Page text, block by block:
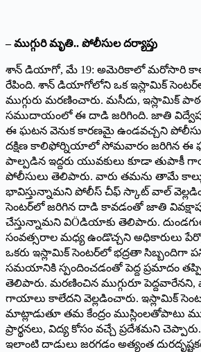
– ముగ్గురి మృతి.. పోలీసుల దర్యాప్తు
శాన్ డియాగో, మే 19: అమెరికాలో మరోసారి
రేపింది. శాన్ డియాగోలోని ఒక ఇస్లామిక్
ముగ్గురు మరణించారు. మసీదు, ఇస్లామిక్
సముదాయంలో ఈ దాడి జరిగింది. జాతి
ఈ ఘటన వెనుక కారణమై ఉండవచ్చని
దక్షిణ కాలిఫోర్నియాలో సోమవారం జరిగిన ఈ
పాల్పడిన ఇద్దరు యువకులు కూడా తుపాకీ
పోలీసులు తెలిపారు. వారు తమను తామే
భావిస్తున్నామని పోలీస్ చీఫ్ స్కాట్ వాల్
సెంటర్‌లో జరిగిన దాడి కావడంతో జాతి
చేస్తున్నామని విÖడియాకు తెలిపారు.
సంవత్సరాల మధ్య ఉండొచ్చని అధికారులు
ఒకరు ఇస్లామిక్ సెంటర్‌లో భద్రతా సిబ్బందిగా
సమయానికి స్పందించడంతో పెద్ద ప్రమాదం
తెలిపారు. మరణించిన ముగ్గురూ
గాయాలు కాలేదని వెల్లడించారు. ఇస్లామిక్
మాట్లాడుతూ తమ కేంద్రం ముస్లింలతోపాటు
ప్రార్థనలు, విద్య కోసం వచ్చే ప్రదేశమని
ఇలాంటి దాడులు జరగడం అత్యంత